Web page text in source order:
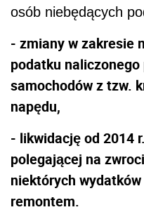
osób niebędących
- zmiany w zakresie
podatku
samochodów z tzw.
napędu,
- likwidację od 2014
polegającej na
niektórych
remontem.